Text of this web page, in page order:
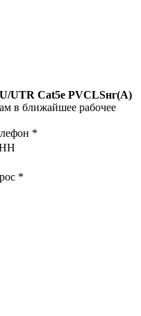
UTR Cat5e PVCLSнг(А)
в ближайшее рабочее
*
*